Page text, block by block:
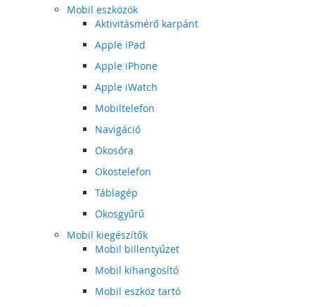
Mobil eszközök
Aktivitásmérő karpánt
Apple iPad
Apple iPhone
Apple iWatch
Mobiltelefon
Navigáció
Okosóra
Okostelefon
Táblagép
Okosgyűrű
Mobil kiegészítők
Mobil billentyűzet
Mobil kihangosító
Mobil eszköz tartó